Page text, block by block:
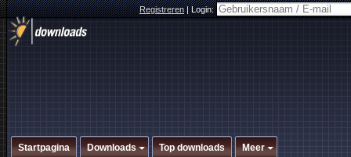
Registreren|Login:
Startpagina Downloads Top downloads Meer